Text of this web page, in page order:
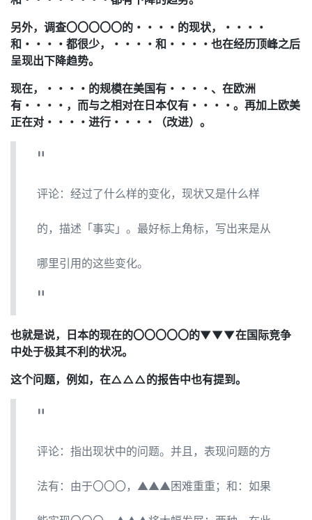
另外，调查〇〇〇〇〇的・・・・的现状，・・・・
和・・・・都很少，・・・・和・・・・也在经历顶峰之后
呈现出下降趋势。
现在，・・・・的规模在美国有・・・・、在欧洲
有・・・・，而与之相对在日本仅有・・・・。再加上欧美
正在对・・・・进行・・・・（改进）。
评论：经过了什么样的变化，现状又是什么样
的，描述「事实」。最好标上角标，写出来是从
哪里引用的这些变化。
也就是说，日本的现在的〇〇〇〇〇的▼▼▼在国际竞争
中处于极其不利的状况。
这个问题，例如，在△△△的报告中也有提到。
评论：指出现状中的问题。并且，表现问题的方
法有：由于〇〇〇，▲▲▲困难重重；和：如果